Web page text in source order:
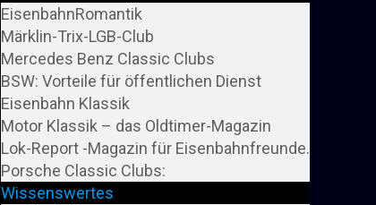
EisenbahnRomantik
Märklin-Trix-LGB-Club
Mercedes Benz Classic Clubs
BSW: Vorteile für öffentlichen Dienst
Eisenbahn Klassik
Motor Klassik – das Oldtimer-Magazin
Lok-Report -Magazin für Eisenbahnfreunde.
Porsche Classic Clubs:
Wissenswertes